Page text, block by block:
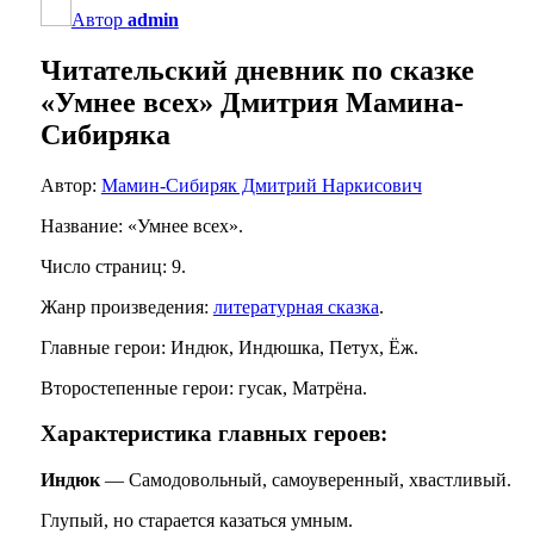
Автор admin
Читательский дневник по сказке
«Умнее всех» Дмитрия Мамина-
Сибиряка
Автор: Мамин-Сибиряк Дмитрий Наркисович
Название: «Умнее всех».
Число страниц: 9.
Жанр произведения: литературная сказка.
Главные герои: Индюк, Индюшка, Петух, Ёж.
Второстепенные герои: гусак, Матрёна.
Характеристика главных героев:
Индюк— Самодовольный, самоуверенный, хвастливый.
Глупый, но старается казаться умным.